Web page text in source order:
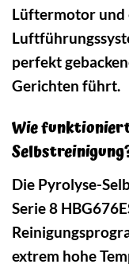
Lüftermotor und
perfekt
Gerichten führt.
Wie
Die Pyrolyse-
Serie 8
extrem hohe